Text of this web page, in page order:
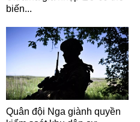
biến...
Quân đội Nga giành quyền